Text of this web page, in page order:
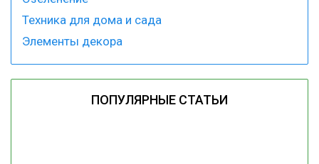
Техника для дома и сада
Элементы декора
ПОПУЛЯРНЫЕ СТАТЬИ